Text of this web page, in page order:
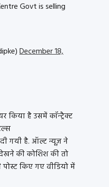
Govt is selling
December 18,
किया है उसमें कॉन्ट्रैक्ट
गयी है. ऑल्ट न्यूज़ ने
की कोशिश की तो
किए गए वीडियो में